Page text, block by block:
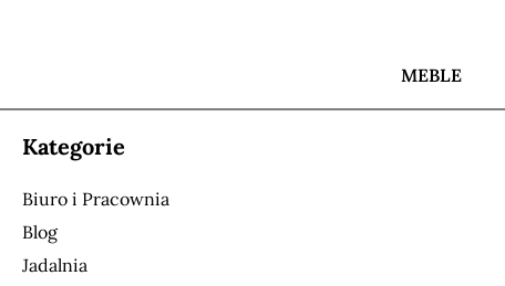
MEBLE
Kategorie
Biuro i Pracownia
Blog
Jadalnia